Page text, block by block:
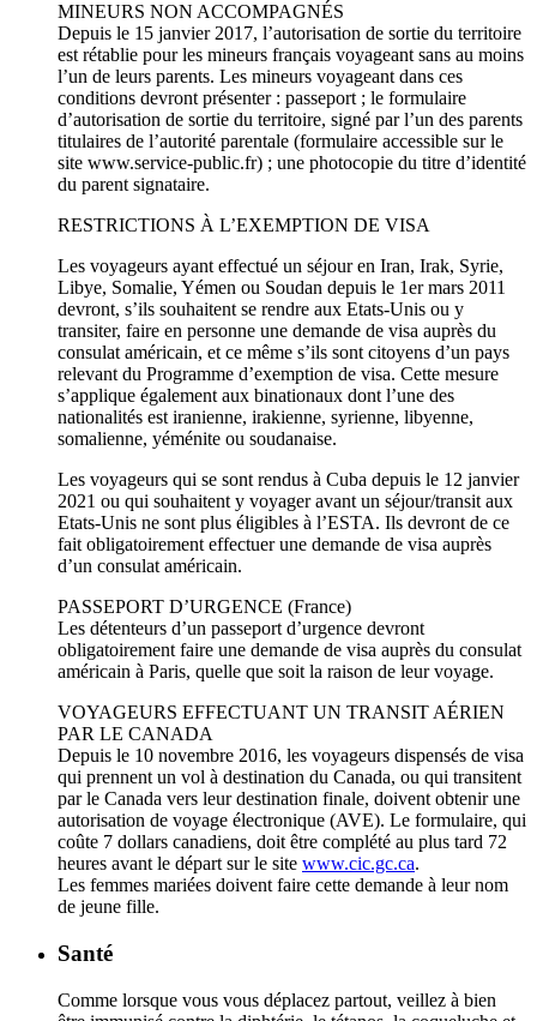
MINEURS NON ACCOMPAGNÉS
Depuis le 15 janvier 2017, l’autorisation de sortie du territoire
est rétablie pour les mineurs français voyageant sans au moins
l’un de leurs parents. Les mineurs voyageant dans ces
conditions devront présenter : passeport ; le formulaire
d’autorisation de sortie du territoire, signé par l’un des parents
titulaires de l’autorité parentale (formulaire accessible sur le
site www.service-public.fr) ; une photocopie du titre d’identité
du parent signataire.
RESTRICTIONS À L’EXEMPTION DE VISA
Les voyageurs ayant effectué un séjour en Iran, Irak, Syrie,
Libye, Somalie, Yémen ou Soudan depuis le 1er mars 2011
devront, s’ils souhaitent se rendre aux Etats-Unis ou y
transiter, faire en personne une demande de visa auprès du
consulat américain, et ce même s’ils sont citoyens d’un pays
relevant du Programme d’exemption de visa. Cette mesure
s’applique également aux binationaux dont l’une des
nationalités est iranienne, irakienne, syrienne, libyenne,
somalienne, yéménite ou soudanaise.
Les voyageurs qui se sont rendus à Cuba depuis le 12 janvier
2021 ou qui souhaitent y voyager avant un séjour/transit aux
Etats-Unis ne sont plus éligibles à l’ESTA. Ils devront de ce
fait obligatoirement effectuer une demande de visa auprès
d’un consulat américain.
PASSEPORT D’URGENCE (France)
Les détenteurs d’un passeport d’urgence devront
obligatoirement faire une demande de visa auprès du consulat
américain à Paris, quelle que soit la raison de leur voyage.
VOYAGEURS EFFECTUANT UN TRANSIT AÉRIEN
PAR LE CANADA
Depuis le 10 novembre 2016, les voyageurs dispensés de visa
qui prennent un vol à destination du Canada, ou qui transitent
par le Canada vers leur destination finale, doivent obtenir une
autorisation de voyage électronique (AVE). Le formulaire, qui
coûte 7 dollars canadiens, doit être complété au plus tard 72
heures avant le départ sur le site www.cic.gc.ca.
Les femmes mariées doivent faire cette demande à leur nom
de jeune fille.
Santé
Comme lorsque vous vous déplacez partout, veillez à bien